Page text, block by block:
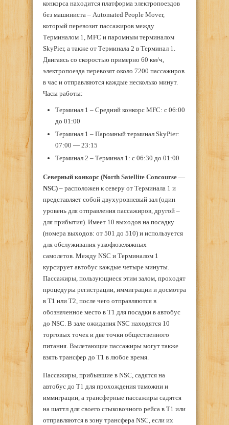
конкорса находится платформа электропоездов
без машиниста – Automated People Mover,
который перевозит пассажиров между
Терминалом 1, MFC и паромным терминалом
SkyPier, а также от Терминала 2 в Терминал 1.
Двигаясь со скоростью примерно 60 км/ч,
электропоезда перевозят около 7200 пассажиров
в час и отправляются каждые несколько минут.
Часы работы:
Терминал 1 – Средний конкорс MFC: с 06:00
до 01:00
Терминал 1 – Паромный терминал SkyPier:
07:00 — 23:15
Терминал 2 – Терминал 1: с 06:30 до 01:00
Северный конкорс (North Satellite Concourse —
NSC) – расположен к северу от Терминала 1 и
представляет собой двухуровневый зал (один
уровень для отправления пассажиров, другой –
для прибытия). Имеет 10 выходов на посадку
(номера выходов: от 501 до 510) и используется
для обслуживания узкофюзеляжных
самолетов. Между NSC и Терминалом 1
курсирует автобус каждые четыре минуты.
Пассажиры, пользующиеся этим залом, проходят
процедуры регистрации, иммиграции и досмотра
в T1 или T2, после чего отправляются в
обозначенное место в Т1 для посадки в автобус
до NSC. В зале ожидания NSC находятся 10
торговых точек и две точки общественного
питания. Вылетающие пассажиры могут также
взять трансфер до T1 в любое время.
Пассажиры, прибывшие в NSC, садятся на
автобус до T1 для прохождения таможни и
иммиграции, а трансферные пассажиры садятся
на шаттл для своего стыковочного рейса в T1 или
отправляются в зону трансфера NSC, если их